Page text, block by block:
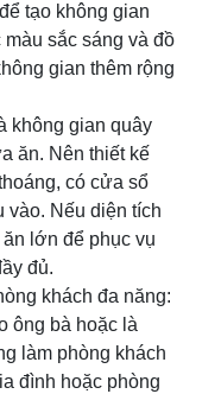
tạo không gian
sắc sáng và đồ
gian thêm rộng
không gian quây
ăn. Nên thiết kế
có cửa sổ
vào. Nếu diện tích
lớn để phục vụ
đủ.
khách đa năng:
ông bà hoặc là
làm phòng khách
đình hoặc phòng